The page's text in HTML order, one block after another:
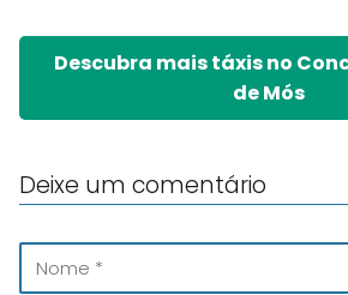
Descubra mais táxis no
de Mós
Deixe um comentário